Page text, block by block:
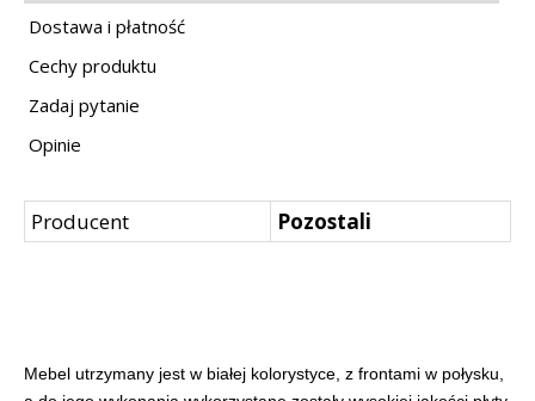
Dostawa i płatność
Cechy produktu
Zadaj pytanie
Opinie
Producent Pozostali
Mebel utrzymany jest w białej kolorystyce, z frontami w połysku,